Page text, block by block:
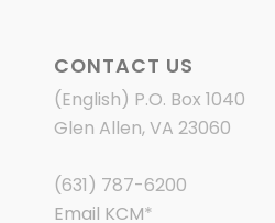
CONTACT US
(English) P.O. Box 1040
Glen Allen, VA 23060
(631) 787-6200
Email KCM*